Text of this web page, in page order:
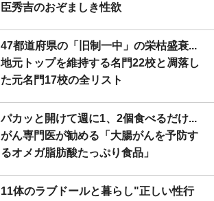
臣秀吉のおぞましき性欲
47都道府県の「旧制一中」の栄枯盛衰...
地元トップを維持する名門22校と凋落し
た元名門17校の全リスト
パカッと開けて週に1、2個食べるだけ...
がん専門医が勧める「大腸がんを予防す
るオメガ脂肪酸たっぷり食品」
11体のラブドールと暮らし"正しい性行